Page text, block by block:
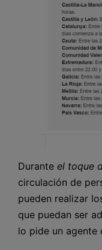
Durante el toque
circulación de
pueden realizar
que puedan ser
lo pide un agente